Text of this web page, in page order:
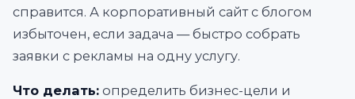
справится. А корпоративный сайт с блогом
избыточен, если задача — быстро собрать
заявки с рекламы на одну услугу.
Что делать: определить бизнес-цели и